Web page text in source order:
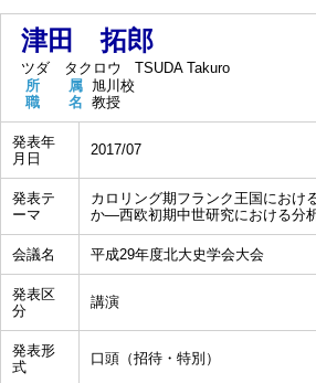
津田 拓郎
ツダ タクロウ
TSUDA Takuro
所 属 旭川校
職 名 教授
発表年
月日
2017/07
発表テ
ーマ
カロリング期フランク王国におけ
か―西欧初期中世研究における分
会議名 平成29年度北大史学会大会
発表区
分
講演
発表形
式
口頭（招待・特別）